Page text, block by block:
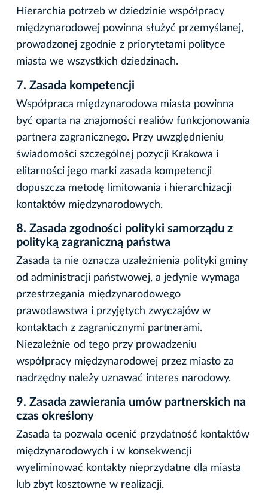
Hierarchia potrzeb w dziedzinie współpracy
międzynarodowej powinna służyć przemyślanej,
prowadzonej zgodnie z priorytetami polityce
miasta we wszystkich dziedzinach.
7. Zasada kompetencji
Współpraca międzynarodowa miasta powinna
być oparta na znajomości realiów funkcjonowania
partnera zagranicznego. Przy uwzględnieniu
świadomości szczególnej pozycji Krakowa i
elitarności jego marki zasada kompetencji
dopuszcza metodę limitowania i hierarchizacji
kontaktów międzynarodowych.
8. Zasada zgodności polityki samorządu z
polityką zagraniczną państwa
Zasada ta nie oznacza uzależnienia polityki gminy
od administracji państwowej, a jedynie wymaga
przestrzegania międzynarodowego
prawodawstwa i przyjętych zwyczajów w
kontaktach z zagranicznymi partnerami.
Niezależnie od tego przy prowadzeniu
współpracy międzynarodowej przez miasto za
nadrzędny należy uznawać interes narodowy.
9. Zasada zawierania umów partnerskich na
czas określony
Zasada ta pozwala ocenić przydatność kontaktów
międzynarodowych i w konsekwencji
wyeliminować kontakty nieprzydatne dla miasta
lub zbyt kosztowne w realizacji.